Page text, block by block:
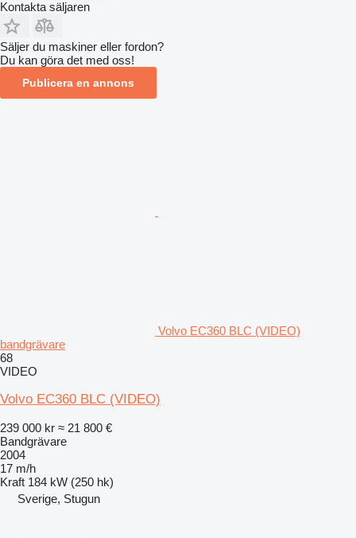
Kontakta säljaren
Säljer du maskiner eller fordon?
Du kan göra det med oss!
Publicera en annons
Volvo EC360 BLC (VIDEO)
bandgrävare
68
VIDEO
Volvo EC360 BLC (VIDEO)
239 000 kr ≈ 21 800 €
Bandgrävare
2004
17 m/h
Kraft 184 kW (250 hk)
Sverige, Stugun